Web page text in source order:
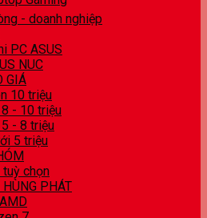
- doanh nghiệp
PC ASUS
NUC
GIÁ
10 triệu
- 10 triệu
- 8 triệu
5 triệu
tuỳ chọn
HÙNG PHÁT